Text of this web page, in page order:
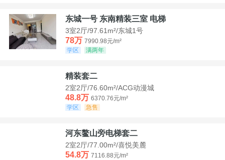
东城一号 东南精装三室 电梯
3室2厅/97.61m²/东城1号
78万 7990.98元/m²
学区
满两年
精装套二
2室2厅/76.60m²/ACG动漫城
48.8万 6370.76元/m²
学区
急售
河东鳌山旁电梯套二
2室2厅/77.00m²/喜悦美麓
54.8万 7116.88元/m²